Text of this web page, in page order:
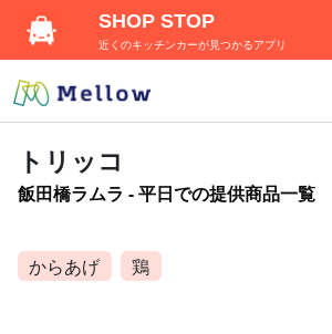
トリッコ
飯田橋ラムラ - 平日での提供商品一覧
からあげ 鶏
SHOP STOP
近くのキッチンカーが見つかるアプリ